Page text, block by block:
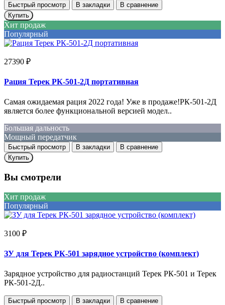
Быстрый просмотр В закладки
В сравнение
Купить
Хит продаж
Популярный
27390 ₽
Рация Терек РК-501-2Д портативная
Самая ожидаемая рация 2022 года! Уже в продаже!РК-501-2Д
является более функциональной версией модел..
Большая дальность
Мощный передатчик
Быстрый просмотр В закладки
В сравнение
Купить
Вы смотрели
Хит продаж
Популярный
3100 ₽
ЗУ для Терек РК-501 зарядное устройство (комплект)
Зарядное устройство для радиостанций Терек РК-501 и Терек
РК-501-2Д..
Быстрый просмотр В закладки
В сравнение